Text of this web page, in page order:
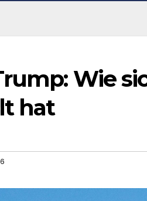
Wie
hat